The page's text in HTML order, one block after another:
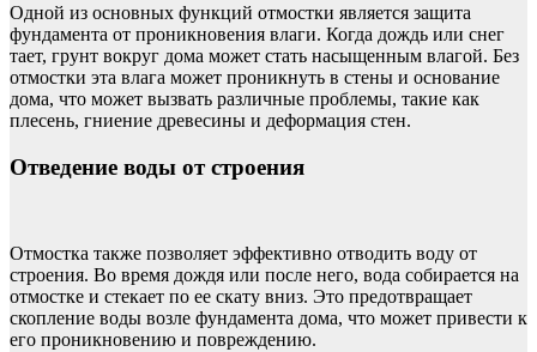
Одной из основных функций отмостки является защита
фундамента от проникновения влаги. Когда дождь или снег
тает, грунт вокруг дома может стать насыщенным влагой. Без
отмостки эта влага может проникнуть в стены и основание
дома, что может вызвать различные проблемы, такие как
плесень, гниение древесины и деформация стен.
Отведение воды от строения
Отмостка также позволяет эффективно отводить воду от
строения. Во время дождя или после него, вода собирается на
отмостке и стекает по ее скату вниз. Это предотвращает
скопление воды возле фундамента дома, что может привести к
его проникновению и повреждению.